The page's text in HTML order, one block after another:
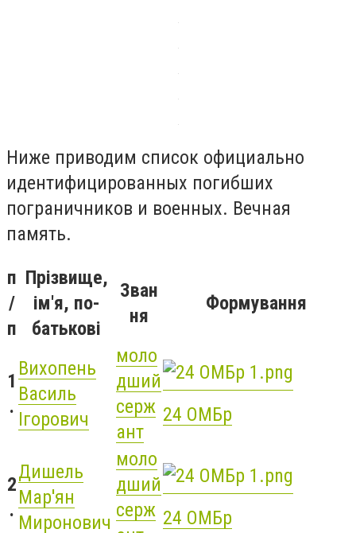
Ниже приводим список официально
идентифицированных погибших
пограничников и военных. Вечная
память.
п
/
п
Прізвище,
ім'я, по-
батькові
Зван
ня
Формування
1
.
Вихопень
Василь
Ігорович
моло
дший
серж
ант
24 ОМБр
2
.
Дишель
Мар'ян
Миронович
моло
дший
серж 24 ОМБр